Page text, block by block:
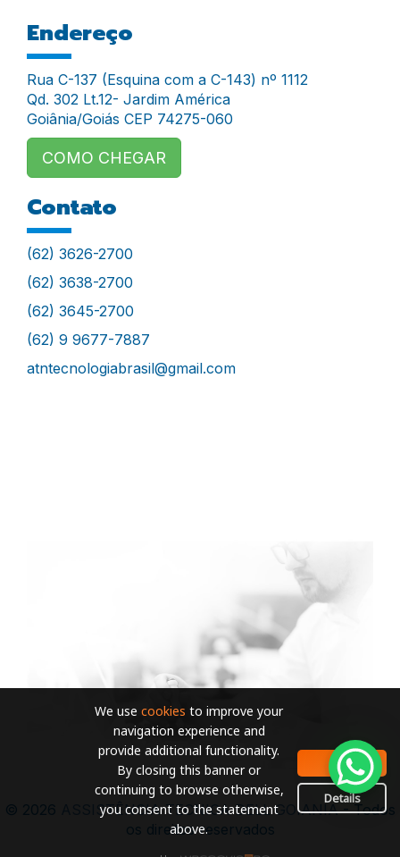
We use cookies to improve your
navigation experience and
provide additional functionality.
By closing this banner or
continuing to browse otherwise,
you consent to the statement
above.
OK
Details
Endereço
Rua C-137 (Esquina com a C-143) nº 1112
Qd. 302 Lt.12- Jardim América
Goiânia/Goiás CEP 74275-060
COMO CHEGAR
Contato
(62) 3626-2700
(62) 3638-2700
(62) 3645-2700
(62) 9 9677-7887
atntecnologiabrasil@gmail.com
© 2026 ASSISTÊNCIA TECNICA DELL GOIANIA- Todos
os direitos reservados